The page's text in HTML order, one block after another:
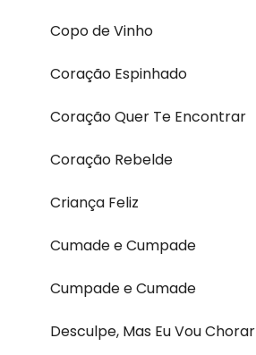
Copo de Vinho
Coração Espinhado
Coração Quer Te Encontrar
Coração Rebelde
Criança Feliz
Cumade e Cumpade
Cumpade e Cumade
Desculpe, Mas Eu Vou Chorar